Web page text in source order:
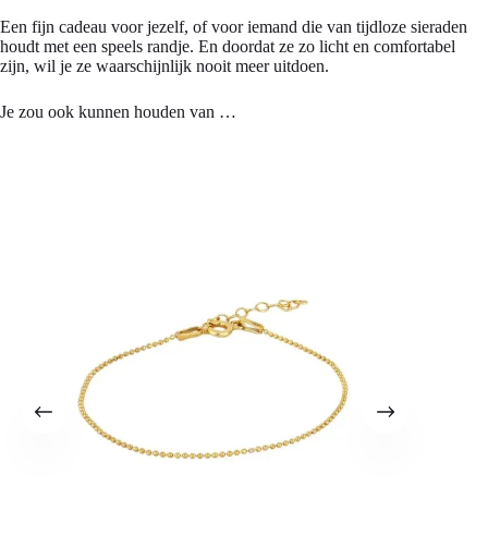
Een fijn cadeau voor jezelf, of voor iemand die van tijdloze sieraden
houdt met een speels randje. En doordat ze zo licht en comfortabel
zijn, wil je ze waarschijnlijk nooit meer uitdoen.
Je zou ook kunnen houden van …